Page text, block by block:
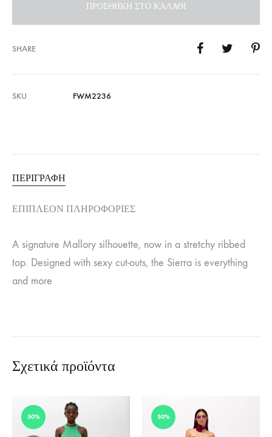
ΠΡΟΣΘΉΚΗ ΣΤΟ ΚΑΛΆΘΙ
SHARE
SKU FWM2236
ΠΕΡΙΓΡΑΦΉ
ΕΠΙΠΛΈΟΝ ΠΛΗΡΟΦΟΡΊΕΣ
A signature Mallory silhouette, now in a stretchy ribbed
top. Designed with sexy cut-outs, the Sierra is everything
and more
Σχετικά προϊόντα
50% 50%